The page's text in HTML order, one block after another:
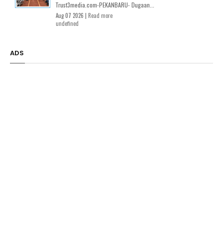
Trust3media.com-PEKANBARU- Dugaan...
Aug 07 2026 | Read more
undefined
ADS